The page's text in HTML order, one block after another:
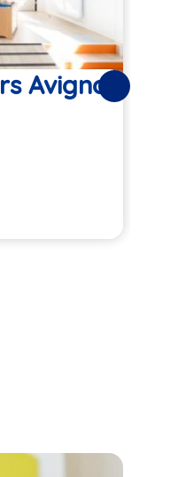
Avignon Suivantes